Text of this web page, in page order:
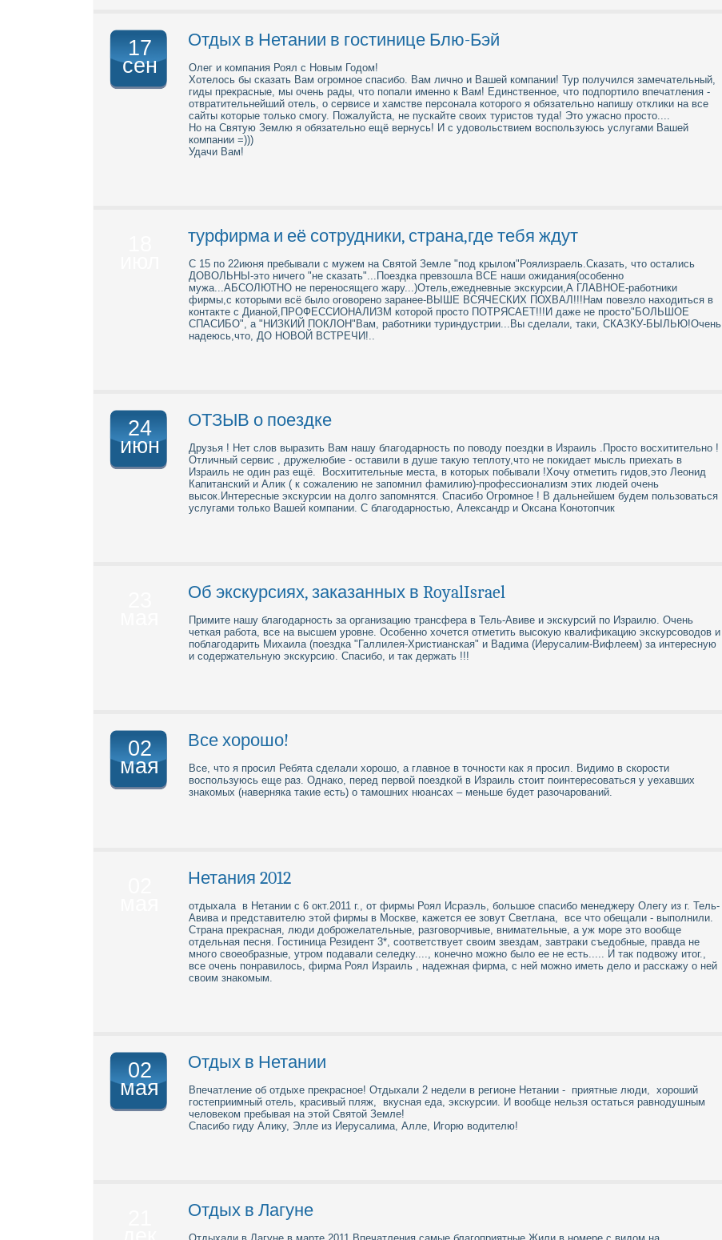
парусный спорт.
Ну и конечно, исследование знаменитых коралловых рифов, которые настолько близки к берегу, что насладиться их красотой
можно и без использования специальной аппаратуры.
Среднестатистические туры в Израиль на одного человека стоят около 30 тысяч российских рублей, при этом отзывы о них
самые положительные. Даже проживание в 3 звездочной гостинице можно смело сравнивать с условиями в 4 звездах:
сервис находится на шаг впереди по сравнению с Турцией или Египтом.
17
сен
Отдых в Нетании в гостинице Блю-Бэй
Олег и компания Роял с Новым Годом!
Хотелось бы сказать Вам огромное спасибо. Вам лично и Вашей компании! Тур получился замечательный,
гиды прекрасные, мы очень рады, что попали именно к Вам! Единственное, что подпортило впечатления -
отвратительнейший отель, о сервисе и хамстве персонала которого я обязательно напишу отклики на все
сайты которые только смогу. Пожалуйста, не пускайте своих туристов туда! Это ужасно просто....
Но на Святую Землю я обязательно ещё вернусь! И с удовольствием воспользуюсь услугами Вашей
компании =)))
Удачи Вам!
турфирма и её сотрудники, страна,где тебя ждут
С 15 по 22июня пребывали с мужем на Святой Земле "под крылом"Роялизраель.Сказать, что остались
ДОВОЛЬНЫ-это ничего "не сказать"...Поездка превзошла ВСЕ наши ожидания(особенно
мужа...АБСОЛЮТНО не переносящего жару...)Отель,ежедневные экскурсии,А ГЛАВНОЕ-работники
фирмы,с которыми всё было оговорено заранее-ВЫШЕ ВСЯЧЕСКИХ ПОХВАЛ!!!Нам повезло находиться в
контакте с Дианой,ПРОФЕССИОНАЛИЗМ которой просто ПОТРЯСАЕТ!!!И даже не просто"БОЛЬШОЕ
СПАСИБО", а "НИЗКИЙ ПОКЛОН"Вам, работники туриндустрии...Вы сделали, таки, СКАЗКУ-БЫЛЬЮ!Очень
надеюсь,что, ДО НОВОЙ ВСТРЕЧИ!..
24
июн
ОТЗЫВ о поездке
Друзья ! Нет слов выразить Вам нашу благодарность по поводу поездки в Израиль .Просто восхитительно !
Отличный сервис , дружелюбие - оставили в душе такую теплоту,что не покидает мысль приехать в
Израиль не один раз ещё. Восхитительные места, в которых побывали !Хочу отметить гидов,это Леонид
Капитанский и Алик ( к сожалению не запомнил фамилию)-профессионализм этих людей очень
высок.Интересные экскурсии на долго запомнятся. Спасибо Огромное ! В дальнейшем будем пользоваться
услугами только Вашей компании. С благодарностью, Александр и Оксана Конотопчик
Об экскурсиях, заказанных в RoyalIsrael
Примите нашу благодарность за организацию трансфера в Тель-Авиве и экскурсий по Израилю. Очень
четкая работа, все на высшем уровне. Особенно хочется отметить высокую квалификацию экскурсоводов и
поблагодарить Михаила (поездка "Галлилея-Христианская" и Вадима (Иерусалим-Вифлеем) за интересную
и содержательную экскурсию. Спасибо, и так держать !!!
02
мая
Все хорошо!
Все, что я просил Ребята сделали хорошо, а главное в точности как я просил. Видимо в скорости
воспользуюсь еще раз. Однако, перед первой поездкой в Израиль стоит поинтересоваться у уехавших
знакомых (наверняка такие есть) о тамошних нюансах – меньше будет разочарований.
Нетания 2012
отдыхала в Нетании с 6 окт.2011 г., от фирмы Роял Исраэль, большое спасибо менеджеру Олегу из г. Тель-
Авива и представителю этой фирмы в Москве, кажется ее зовут Светлана, все что обещали - выполнили.
Страна прекрасная, люди доброжелательные, разговорчивые, внимательные, а уж море это вообще
отдельная песня. Гостиница Резидент 3*, соответствует своим звездам, завтраки съедобные, правда не
много своеобразные, утром подавали селедку...., конечно можно было ее не есть..... И так подвожу итог.,
все очень понравилось, фирма Роял Израиль , надежная фирма, с ней можно иметь дело и расскажу о ней
своим знакомым.
02
мая
Отдых в Нетании
Впечатление об отдыхе прекрасное! Отдыхали 2 недели в регионе Нетании - приятные люди, хороший
гостеприимный отель, красивый пляж, вкусная еда, экскурсии. И вообще нельзя остаться равнодушным
человеком пребывая на этой Святой Земле!
Спасибо гиду Алику, Элле из Иерусалима, Алле, Игорю водителю!
Отдых в Лагуне